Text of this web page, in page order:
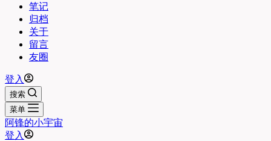
笔记
归档
关于
留言
友圈
登入
搜索
菜单
阿锋的小宇宙
登入